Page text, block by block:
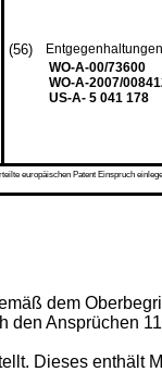
(56)
WO-A-00/73600
WO-A-2007/
US-A- 5 041 178
europäischen Patent Einspruch
dem
den Ansprüchen
Dieses enthält